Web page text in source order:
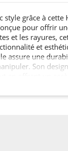
style grâce à cette
pour offrir
et les rayures,
et
assure une
Son
Honor 200 5G